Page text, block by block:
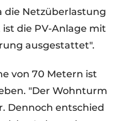
die Netzüberlastung
die PV-Anlage mit
ausgestattet".
von 70 Metern ist
"Der Wohnturm
Dennoch entschied